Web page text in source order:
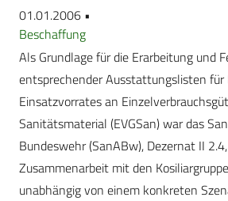
01.01.2006 •
Beschaffung
Als Grundlage für die Erarbeitung und
entsprechender Ausstattungslisten für
Einsatzvorrates an
Sanitätsmaterial (EVGSan) war das
Bundeswehr (SanABw), Dezernat II
Zusammenarbeit mit den
unabhängig von einem konkreten